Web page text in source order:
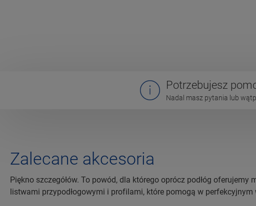
Potrzebujesz
Nadal masz pytania lub
Zalecane akcesoria
Piękno szczegółów. To powód, dla którego oprócz podłóg oferujemy
listwami przypodłogowymi i profilami, które pomogą w perfekcyjnym